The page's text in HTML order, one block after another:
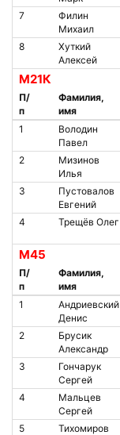
7
Филин
Михаил
8
Хуткий
Алексей
М21К
П/
п
Фамилия,
имя
1
Володин
Павел
2
Мизинов
Илья
3
Пустовалов
Евгений
4 Трещёв Олег
М45
П/
п
Фамилия,
имя
1
Андриевский
Денис
2
Брусик
Александр
3
Гончарук
Сергей
4
Мальцев
Сергей
5
Тихомиров